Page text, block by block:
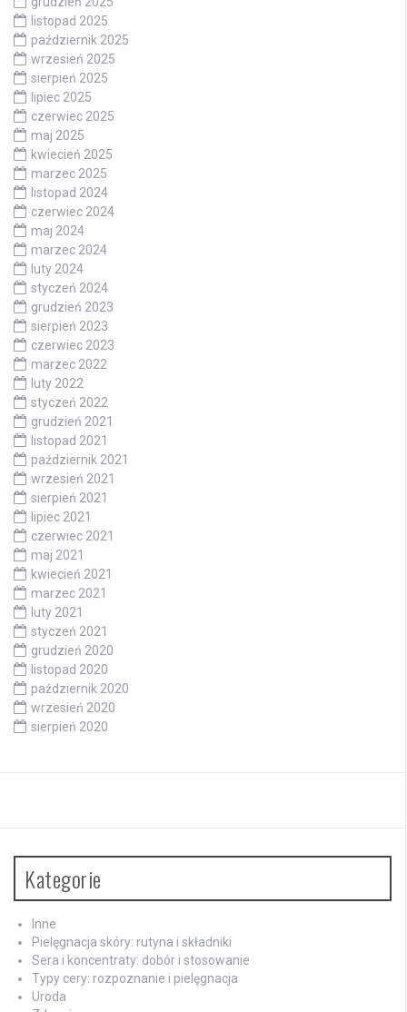
listopad 2025
październik 2025
wrzesień 2025
sierpień 2025
lipiec 2025
czerwiec 2025
maj 2025
kwiecień 2025
marzec 2025
listopad 2024
czerwiec 2024
maj 2024
marzec 2024
luty 2024
styczeń 2024
grudzień 2023
sierpień 2023
czerwiec 2023
marzec 2022
luty 2022
styczeń 2022
grudzień 2021
listopad 2021
październik 2021
wrzesień 2021
sierpień 2021
lipiec 2021
czerwiec 2021
maj 2021
kwiecień 2021
marzec 2021
luty 2021
styczeń 2021
grudzień 2020
listopad 2020
październik 2020
wrzesień 2020
sierpień 2020
Kategorie
Inne
Pielęgnacja skóry: rutyna i składniki
Sera i koncentraty: dobór i stosowanie
Typy cery: rozpoznanie i pielęgnacja
Uroda